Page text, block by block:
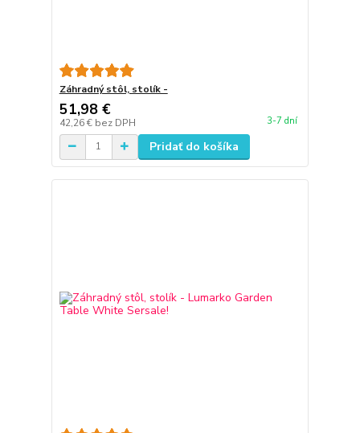
Záhradný stôl, stolík -
51,98 €
42,26 € bez DPH 3-7 dní
Pridať do košíka